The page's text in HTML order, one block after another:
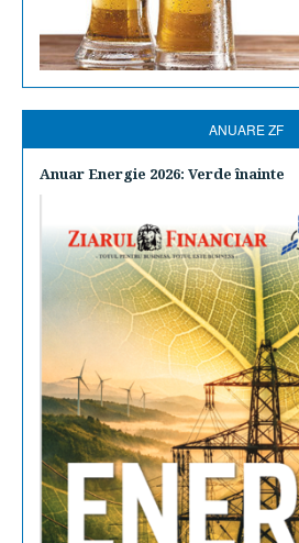
ANUARE ZF
Anuar Energie 2026: Verde înainte